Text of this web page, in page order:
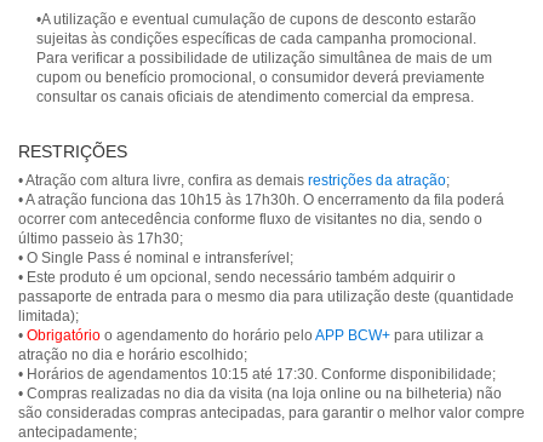
•A utilização e eventual cumulação de cupons de desconto estarão
sujeitas às condições específicas de cada campanha promocional.
Para verificar a possibilidade de utilização simultânea de mais de um
cupom ou benefício promocional, o consumidor deverá previamente
consultar os canais oficiais de atendimento comercial da empresa.
RESTRIÇÕES
• Atração com altura livre, confira as demais restrições da atração;
• A atração funciona das 10h15 às 17h30h. O encerramento da fila poderá
ocorrer com antecedência conforme fluxo de visitantes no dia, sendo o
último passeio às 17h30;
• O Single Pass é nominal e intransferível;
• Este produto é um opcional, sendo necessário também adquirir o
passaporte de entrada para o mesmo dia para utilização deste (quantidade
limitada);
• Obrigatório o agendamento do horário pelo APP BCW+ para utilizar a
atração no dia e horário escolhido;
• Horários de agendamentos 10:15 até 17:30. Conforme disponibilidade;
• Compras realizadas no dia da visita (na loja online ou na bilheteria) não
são consideradas compras antecipadas, para garantir o melhor valor compre
antecipadamente;